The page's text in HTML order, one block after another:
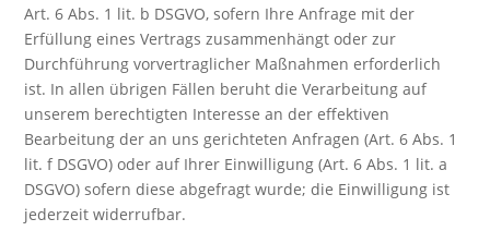
Art. 6 Abs. 1 lit. b DSGVO, sofern Ihre Anfrage mit der
Erfüllung eines Vertrags zusammenhängt oder zur
Durchführung vorvertraglicher Maßnahmen erforderlich
ist. In allen übrigen Fällen beruht die Verarbeitung auf
unserem berechtigten Interesse an der effektiven
Bearbeitung der an uns gerichteten Anfragen (Art. 6 Abs. 1
lit. f DSGVO) oder auf Ihrer Einwilligung (Art. 6 Abs. 1 lit. a
DSGVO) sofern diese abgefragt wurde; die Einwilligung ist
jederzeit widerrufbar.